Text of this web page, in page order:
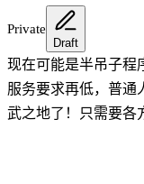
Private
Draft
现在可能是半吊子程
服务要求再低，普通
武之地了！只需要各